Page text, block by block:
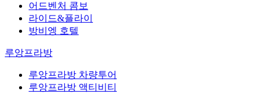
어드벤처 콤보
라이드&플라이
방비엥 호텔
루앙프라방
루앙프라방 차량투어
루앙프라방 액티비티